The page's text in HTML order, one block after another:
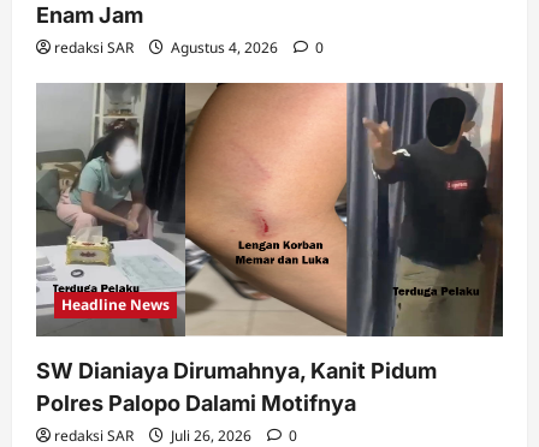
Enam Jam
redaksi SAR Agustus 4, 2026 0
Headline News
SW Dianiaya Dirumahnya, Kanit Pidum
Polres Palopo Dalami Motifnya
redaksi SAR Juli 26, 2026 0